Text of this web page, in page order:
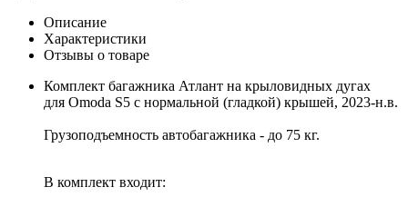
Описание
Характеристики
Отзывы о товаре
Комплект багажника Атлант на крыловидных дугах
для Omoda S5 с нормальной (гладкой) крышей, 2023-н.в.
Грузоподъемность автобагажника - до 75 кг.
В комплект входит: